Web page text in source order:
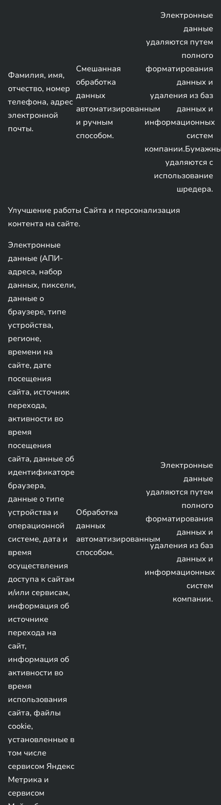
Фамилия, имя,
отчество, номер
телефона, адрес
электронной
почты.
Смешанная
обработка
данных
автоматизированным
и ручным
способом.
Электронные
данные
удаляются путем
полного
форматирования
данных и
удаления из баз
данных и
информационных
систем
удаляются с
использование
шредера.
Улучшение работы Сайта и персонализация
контента на сайте.
Электронные
данные (АПИ-
адреса, набор
данных, пиксели,
данные о
браузере, типе
устройства,
регионе,
времени на
сайте, дате
посещения
сайта, источник
перехода,
активности во
время
посещения
сайта, данные об
идентификаторе
браузера,
данные о типе
устройства и
операционной
системе, дата и
время
осуществления
доступа к сайтам
и/или сервисам,
информация об
источнике
перехода на
сайт,
информация об
активности во
время
использования
сайта, файлы
cookie,
установленные в
том числе
сервисом Яндекс
Метрика и
сервисом
Обработка
данных
автоматизированным
способом.
Электронные
данные
удаляются путем
полного
форматирования
данных и
удаления из баз
данных и
информационных
систем
компании.